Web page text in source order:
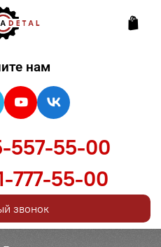
нам
557-55-00
777-55-00
звонок